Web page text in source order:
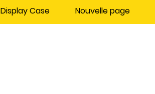
Display Case Nouvelle page